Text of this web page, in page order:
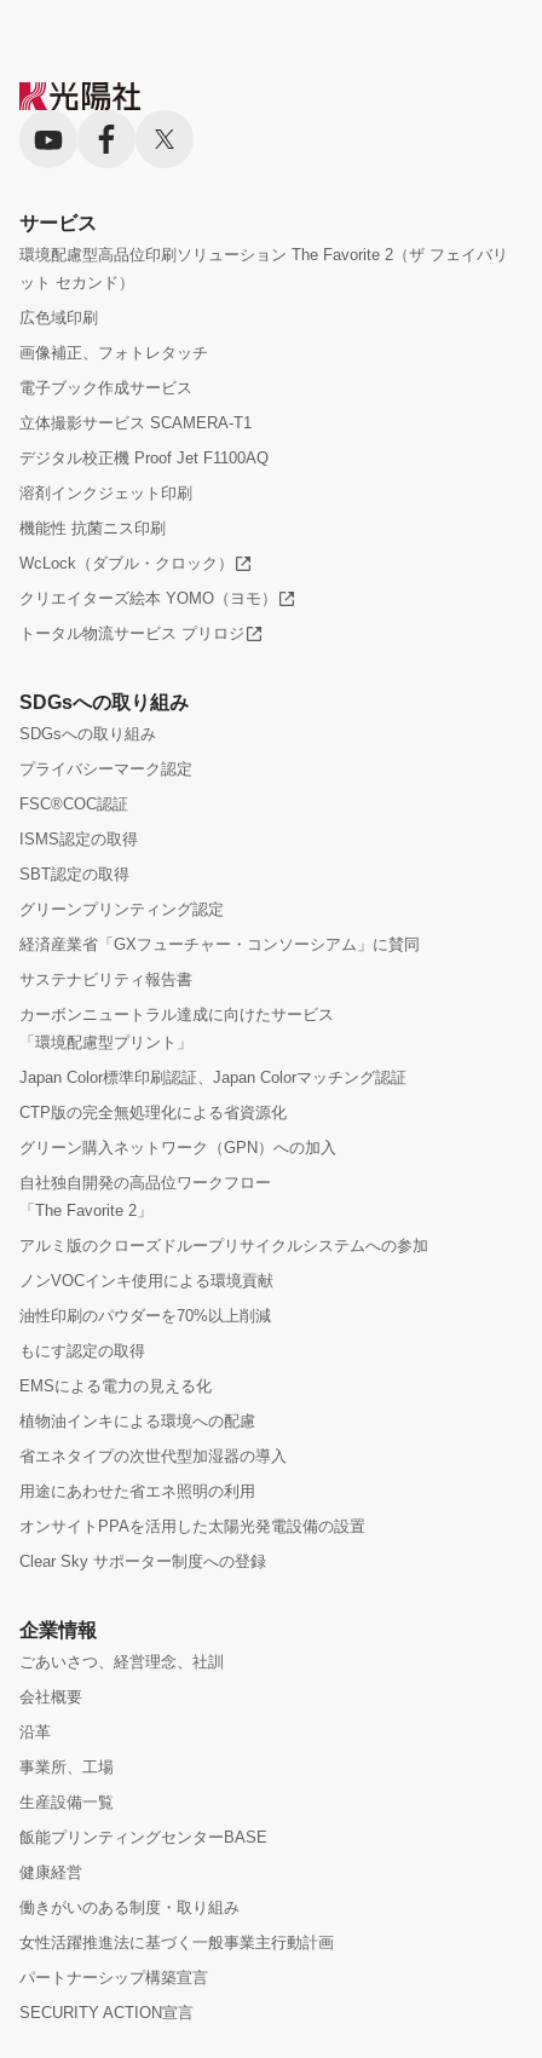
サービス
環境配慮型高品位印刷ソリューション The Favorite 2（ザ フェイバリ
ット セカンド）
広色域印刷
画像補正、フォトレタッチ
電子ブック作成サービス
立体撮影サービス SCAMERA-T1
デジタル校正機 Proof Jet F1100AQ
溶剤インクジェット印刷
機能性 抗菌ニス印刷
WcLock（ダブル・クロック）
クリエイターズ絵本 YOMO（ヨモ）
トータル物流サービス プリロジ
SDGsへの取り組み
SDGsへの取り組み
プライバシーマーク認定
FSC®COC認証
ISMS認定の取得
SBT認定の取得
グリーンプリンティング認定
経済産業省「GXフューチャー・コンソーシアム」に賛同
サステナビリティ報告書
カーボンニュートラル達成に向けたサービス
「環境配慮型プリント」
Japan Color標準印刷認証、Japan Colorマッチング認証
CTP版の完全無処理化による省資源化
グリーン購入ネットワーク（GPN）への加入
自社独自開発の高品位ワークフロー
「The Favorite 2」
アルミ版のクローズドループリサイクルシステムへの参加
ノンVOCインキ使用による環境貢献
油性印刷のパウダーを70%以上削減
もにす認定の取得
EMSによる電力の見える化
植物油インキによる環境への配慮
省エネタイプの次世代型加湿器の導入
用途にあわせた省エネ照明の利用
オンサイトPPAを活用した太陽光発電設備の設置
Clear Sky サポーター制度への登録
企業情報
ごあいさつ、経営理念、社訓
会社概要
沿革
事業所、工場
生産設備一覧
飯能プリンティングセンターBASE
健康経営
働きがいのある制度・取り組み
女性活躍推進法に基づく一般事業主行動計画
パートナーシップ構築宣言
SECURITY ACTION宣言